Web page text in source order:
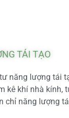
TÁI TẠO
năng lượng tái
kê khí nhà kính,
chỉ năng lượng